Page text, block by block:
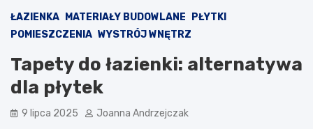
ŁAZIENKA MATERIAŁY BUDOWLANE
PŁYTKI
POMIESZCZENIA WYSTRÓJ WNĘTRZ
Tapety do łazienki: alternatywa
dla płytek
9 lipca 2025 Joanna Andrzejczak